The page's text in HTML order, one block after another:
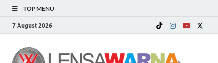
TOP MENU
7 August 2026